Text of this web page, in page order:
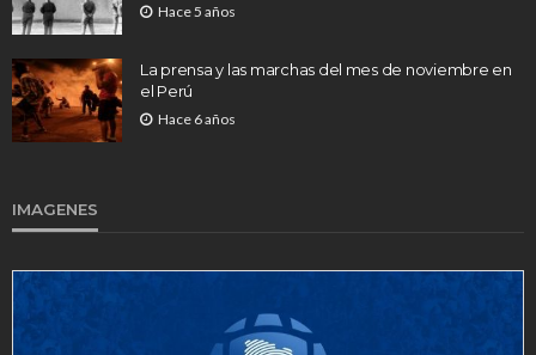
Hace 5 años
La prensa y las marchas del mes de noviembre en
el Perú
Hace 6 años
IMAGENES